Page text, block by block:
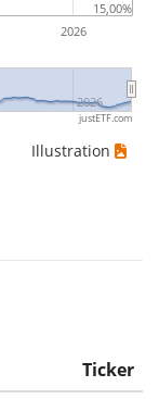
2026
2026
15,00%
justETF.com
Illustration
Ticker